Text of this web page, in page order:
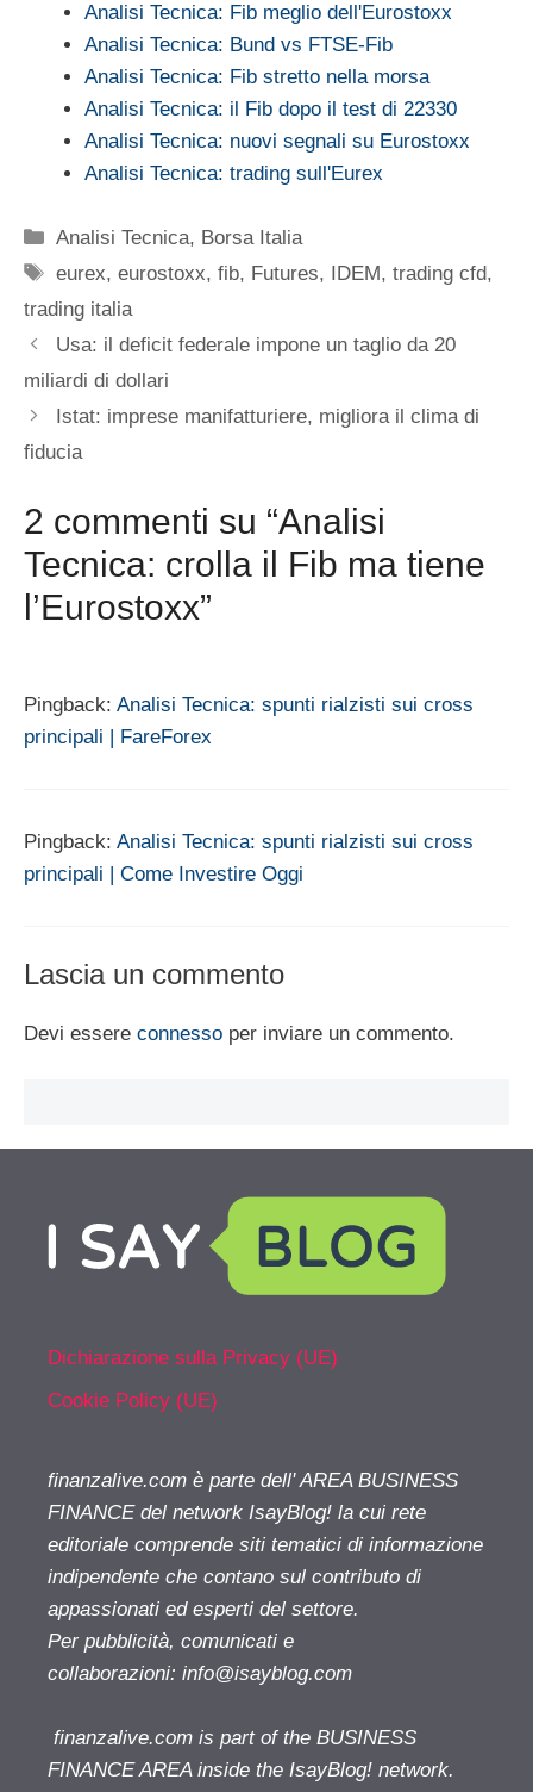
Analisi Tecnica: Fib meglio dell'Eurostoxx
Analisi Tecnica: Bund vs FTSE-Fib
Analisi Tecnica: Fib stretto nella morsa
Analisi Tecnica: il Fib dopo il test di 22330
Analisi Tecnica: nuovi segnali su Eurostoxx
Analisi Tecnica: trading sull'Eurex
Categorie
Analisi Tecnica, Borsa Italia
Tag
eurex,eurostoxx,fib, Futures, IDEM,trading cfd,
trading italia
Usa: il deficit federale impone un taglio da 20
miliardi di dollari
Istat: imprese manifatturiere, migliora il clima di
fiducia
2 commenti su “Analisi
Tecnica: crolla il Fib ma tiene
l’Eurostoxx”
Pingback: Analisi Tecnica: spunti rialzisti sui cross
principali | FareForex
Pingback: Analisi Tecnica: spunti rialzisti sui cross
principali | Come Investire Oggi
Lascia un commento
Devi essere connesso per inviare un commento.
Dichiarazione sulla Privacy (UE)
Cookie Policy (UE)
finanzalive.com è parte dell' AREA BUSINESS
FINANCE del network IsayBlog! la cui rete
editoriale comprende siti tematici di informazione
indipendente che contano sul contributo di
appassionati ed esperti del settore.
Per pubblicità, comunicati e
collaborazioni: info@isayblog.com
finanzalive.com is part of the BUSINESS
FINANCE AREA inside the IsayBlog! network.